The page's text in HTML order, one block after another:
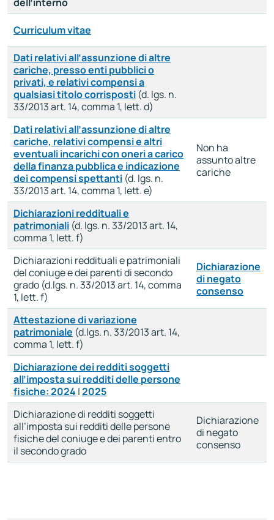
Curriculum vitae
Dati relativi all’assunzione di altre
cariche, presso enti pubblici o
privati, e relativi compensi a
qualsiasi titolo corrisposti (d. lgs. n.
33/2013 art. 14, comma 1, lett. d)
Dati relativi all’assunzione di altre
cariche, relativi compensi e altri
eventuali incarichi con oneri a carico
della finanza pubblica e indicazione
dei compensi spettanti (d. lgs. n.
33/2013 art. 14, comma 1, lett. e)
Non ha
assunto altre
cariche
Dichiarazioni reddituali e
patrimoniali (d. lgs. n. 33/2013 art. 14,
comma 1, lett. f)
Dichiarazioni reddituali e patrimoniali
del coniuge e dei parenti di secondo
grado (d.lgs. n. 33/2013 art. 14, comma
1, lett. f)
Dichiarazione
di negato
consenso
Attestazione di variazione
patrimoniale (d.lgs. n. 33/2013 art. 14,
comma 1, lett. f)
Dichiarazione dei redditi soggetti
all’imposta sui redditi delle persone
fisiche: 2024 |2025
Dichiarazione di redditi soggetti
all’imposta sui redditi delle persone
fisiche del coniuge e dei parenti entro
il secondo grado
Dichiarazione
di negato
consenso